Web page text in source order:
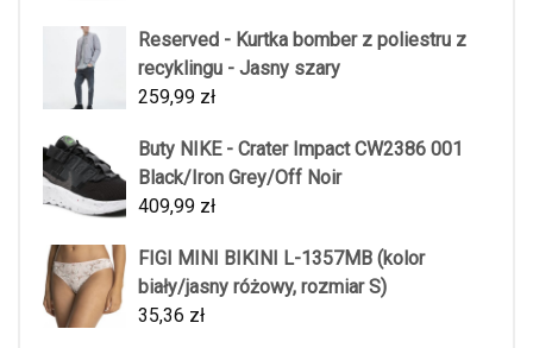
Reserved - Kurtka bomber z poliestru z
recyklingu - Jasny szary
259,99 zł
Buty NIKE - Crater Impact CW2386 001
Black/Iron Grey/Off Noir
409,99 zł
FIGI MINI BIKINI L-1357MB (kolor
biały/jasny różowy, rozmiar S)
35,36 zł